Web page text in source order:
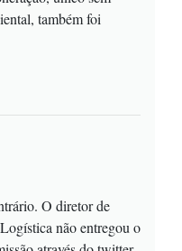
também foi
O diretor de
não entregou o